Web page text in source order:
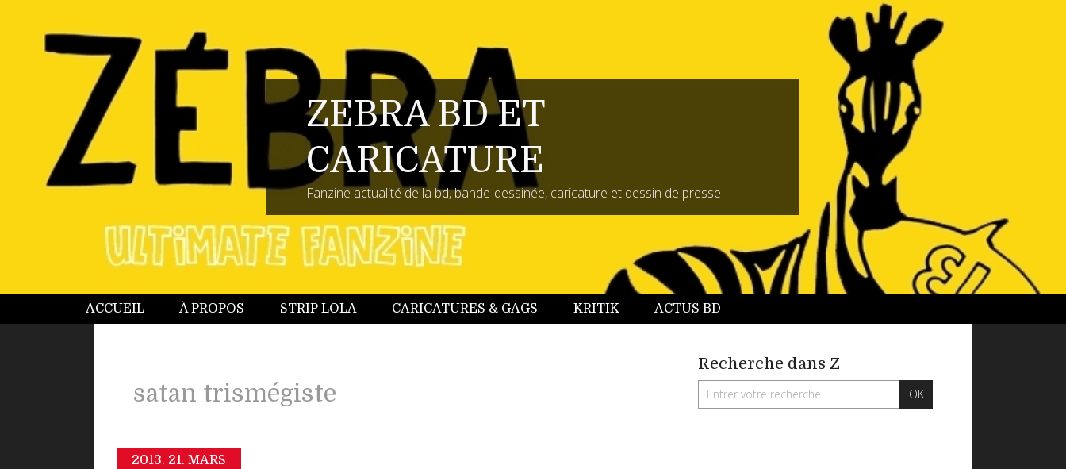
ZEBRA BD ET
CARICATURE
Fanzine actualité de la bd, bande-dessinée, caricature et dessin de presse
ACCUEIL À PROPOS STRIP LOLA CARICATURES & GAGS KRITIK ACTUS BD
satan trismégiste
2013. 21. MARS
Recherche dans Z